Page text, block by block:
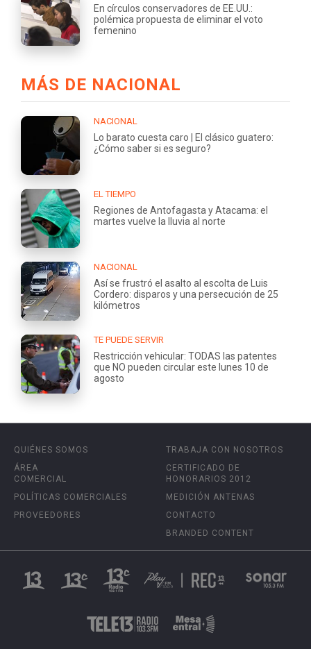
En círculos conservadores de EE.UU.:
polémica propuesta de eliminar el voto
femenino
MÁS DE NACIONAL
NACIONAL
Lo barato cuesta caro | El clásico guatero:
¿Cómo saber si es seguro?
EL TIEMPO
Regiones de Antofagasta y Atacama: el
martes vuelve la lluvia al norte
NACIONAL
Así se frustró el asalto al escolta de Luis
Cordero: disparos y una persecución de 25
kilómetros
TE PUEDE SERVIR
Restricción vehicular: TODAS las patentes
que NO pueden circular este lunes 10 de
agosto
QUIÉNES SOMOS
ÁREA
COMERCIAL
POLÍTICAS COMERCIALES
PROVEEDORES
TRABAJA CON NOSOTROS
CERTIFICADO DE
HONORARIOS 2012
MEDICIÓN ANTENAS
CONTACTO
BRANDED CONTENT